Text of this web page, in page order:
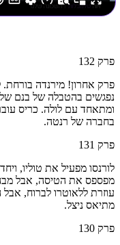
פרק 132
פרק אחרון! מירנדה בורחת.
נפגשים בהטבלה של בנם של
ומתאחד עם לולה. כריס
בחברה של רנטה.
פרק 131
לורנסו מפעיל את טוליו,
מפספס את הטיסה, אבל
עוזרת ללאוטרו לברוח,
מתיאס ניצל.
פרק 130